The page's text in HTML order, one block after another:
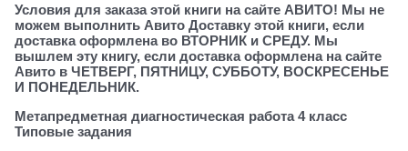
Условия для заказа этой книги на сайте АВИТО! Мы не
можем выполнить Авито Доставку этой книги, если
доставка оформлена во ВТОРНИК и СРЕДУ. Мы
вышлем эту книгу, если доставка оформлена на сайте
Авито в ЧЕТВЕРГ, ПЯТНИЦУ, СУББОТУ, ВОСКРЕСЕНЬЕ
И ПОНЕДЕЛЬНИК.
Метапредметная диагностическая работа 4 класс
Типовые задания